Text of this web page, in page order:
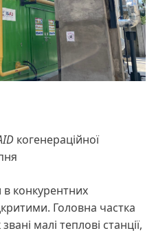
когенераційної
в конкурентних
Головна частка
малі теплові станції,